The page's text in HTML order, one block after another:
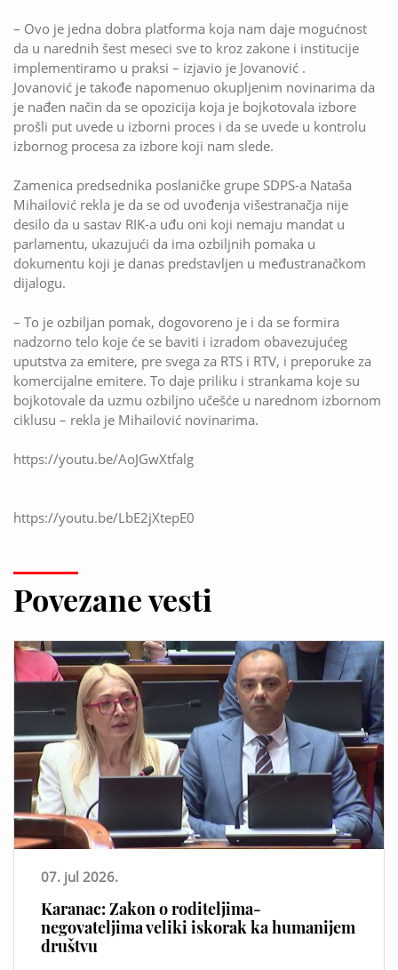
– Ovo je jedna dobra platforma koja nam daje mogućnost
da u narednih šest meseci sve to kroz zakone i institucije
implementiramo u praksi – izjavio je Jovanović .
Jovanović je takođe napomenuo okupljenim novinarima da
je nađen način da se opozicija koja je bojkotovala izbore
prošli put uvede u izborni proces i da se uvede u kontrolu
izbornog procesa za izbore koji nam slede.
Zamenica predsednika poslaničke grupe SDPS-a Nataša
Mihailović rekla je da se od uvođenja višestranačja nije
desilo da u sastav RIK-a uđu oni koji nemaju mandat u
parlamentu, ukazujući da ima ozbiljnih pomaka u
dokumentu koji je danas predstavljen u međustranačkom
dijalogu.
– To je ozbiljan pomak, dogovoreno je i da se formira
nadzorno telo koje će se baviti i izradom obavezujućeg
uputstva za emitere, pre svega za RTS i RTV, i preporuke za
komercijalne emitere. To daje priliku i strankama koje su
bojkotovale da uzmu ozbiljno učešće u narednom izbornom
ciklusu – rekla je Mihailović novinarima.
https://youtu.be/AoJGwXtfalg
https://youtu.be/LbE2jXtepE0
Povezane vesti
07. jul 2026.
Karanac: Zakon o roditeljima-
negovateljima veliki iskorak ka humanijem
društvu